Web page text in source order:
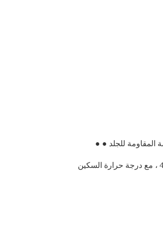
والقديمة المقاومة للجلد ● ●
● مقاومة جيدة للحرارة: قادرة على التكيف مع آلات الخياطة عالية السرعة عند 3000-4000r / min ، مع درجة حرارة السكين